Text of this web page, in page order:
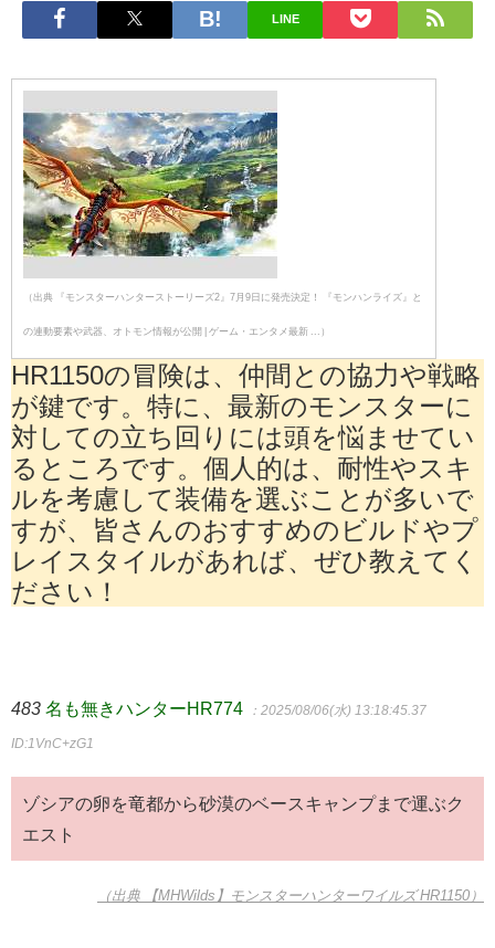
LINE
（出典 『モンスターハンターストーリーズ2』7月9日に発売決定！ 『モンハンライズ』と
の連動要素や武器、オトモン情報が公開 | ゲーム・エンタメ最新 ...）
HR1150の冒険は、仲間との協力や戦略
が鍵です。特に、最新のモンスターに
対しての立ち回りには頭を悩ませてい
るところです。個人的は、耐性やスキ
ルを考慮して装備を選ぶことが多いで
すが、皆さんのおすすめのビルドやプ
レイスタイルがあれば、ぜひ教えてく
ださい！
483 名も無きハンターHR774 ：2025/08/06(水) 13:18:45.37
ID:1VnC+zG1
ゾシアの卵を竜都から砂漠のベースキャンプまで運ぶク
エスト
（出典 【MHWilds】モンスターハンターワイルズ HR1150）